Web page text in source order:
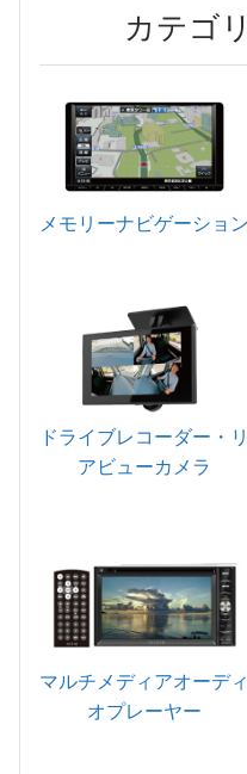
カテゴ
メモリーナビゲーション
ドライブレコーダー・リ
アビューカメラ
マルチメディアオーディ
オプレーヤー